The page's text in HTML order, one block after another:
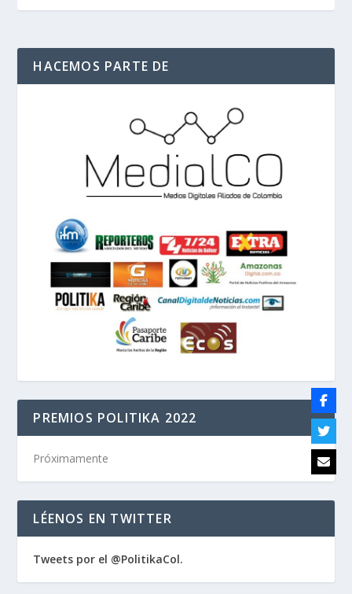
HACEMOS PARTE DE
PREMIOS POLITIKA 2022
Próximamente
LÉENOS EN TWITTER
Tweets por el @PolitikaCol.